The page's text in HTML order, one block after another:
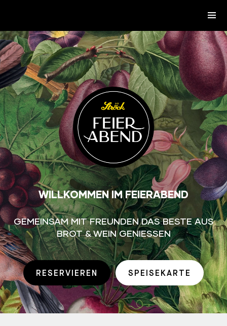
WILLKOMMEN IM FEIERABEND
GEMEINSAM MIT FREUNDEN DAS BESTE AUS
BROT & WEIN GENIESSEN
RESERVIEREN SPEISEKARTE